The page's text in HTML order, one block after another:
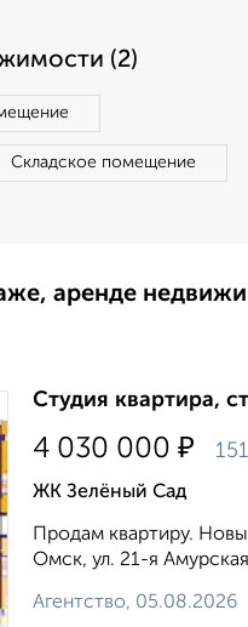
(2)
Складское помещение
аренде
Студия квартира,
4 030 000 ₽
ЖК Зелёный Сад
Продам квартиру.
Омск, ул. 21-я
Агентство, 05.08.2026